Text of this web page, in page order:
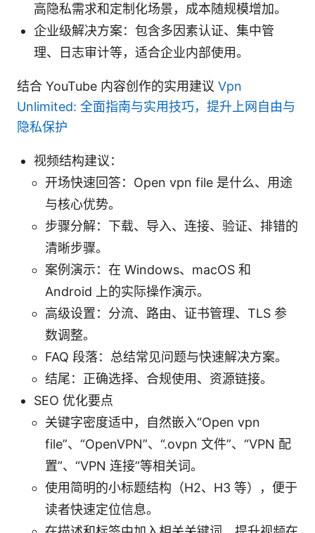
高隐私需求和定制化场景，成本随规模增加。
企业级解决方案：包含多因素认证、集中管
理、日志审计等，适合企业内部使用。
结合 YouTube 内容创作的实用建议 Vpn
Unlimited: 全面指南与实用技巧，提升上网自由与
隐私保护
视频结构建议：
开场快速回答：Open vpn file 是什么、用途
与核心优势。
步骤分解：下载、导入、连接、验证、排错的
清晰步骤。
案例演示：在 Windows、macOS 和
Android 上的实际操作演示。
高级设置：分流、路由、证书管理、TLS 参
数调整。
FAQ 段落：总结常见问题与快速解决方案。
结尾：正确选择、合规使用、资源链接。
SEO 优化要点
关键字密度适中，自然嵌入“Open vpn
file”、“OpenVPN”、“.ovpn 文件”、“VPN 配
置”、“VPN 连接”等相关词。
使用简明的小标题结构（H2、H3 等），便于
读者快速定位信息。